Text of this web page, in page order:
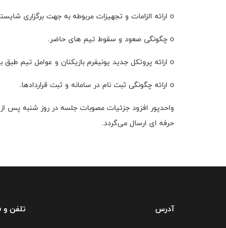
واحدپور افزود جزئیات مصوبات جلسه در روز شنبه
حرفه ای ارسال می‌گردد.
آدرس تلفن